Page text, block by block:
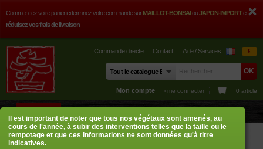
Commencez votre panier ici terminez votre commande surMAILLOT-BONSAIouJAPON-IMPORTet
réduisez vos frais de livraison
Commande directe Contact Aide / Services €
Mon compte › me connecter 0 article
Boutique Erables japonais Acer matsumurae Ao yagi
Il est important de noter que tous nos végétaux sont amenés, au
cours de l'année, à subir des interventions telles que la taille ou le
rempotage et que ces informations ne sont données qu'à titre
indicatives.